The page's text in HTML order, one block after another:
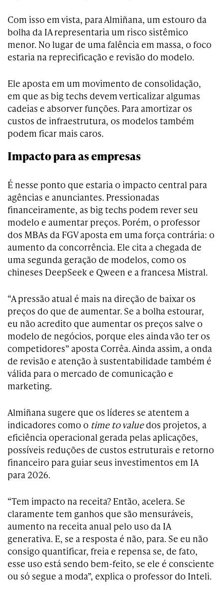
Com isso em vista, para Almiñana, um estouro da
bolha da IA representaria um risco sistêmico
menor. No lugar de uma falência em massa, o foco
estaria na reprecificação e revisão do modelo.
Ele aposta em um movimento de consolidação,
em que as big techs devem verticalizar algumas
cadeias e absorver funções. Para amortizar os
custos de infraestrutura, os modelos também
podem ficar mais caros.
Impacto para as empresas
É nesse ponto que estaria o impacto central para
agências e anunciantes. Pressionadas
financeiramente, as big techs podem rever seu
modelo e aumentar preços. Porém, o professor
dos MBAs da FGV aposta em uma força contrária: o
aumento da concorrência. Ele cita a chegada de
uma segunda geração de modelos, como os
chineses DeepSeek e Qween e a francesa Mistral.
“A pressão atual é mais na direção de baixar os
preços do que de aumentar. Se a bolha estourar,
eu não acredito que aumentar os preços salve o
modelo de negócios, porque eles ainda vão ter os
competidores” aposta Corrêa. Ainda assim, a onda
de revisão e atenção à sustentabilidade também é
válida para o mercado de comunicação e
marketing.
Almiñana sugere que os líderes se atentem a
indicadores como o time to valuedos projetos, a
eficiência operacional gerada pelas aplicações,
possíveis reduções de custos estruturais e retorno
financeiro para guiar seus investimentos em IA
para 2026.
“Tem impacto na receita? Então, acelera. Se
claramente tem ganhos que são mensuráveis,
aumento na receita anual pelo uso da IA
generativa. E, se a resposta é não, para. Se eu não
consigo quantificar, freia e repensa se, de fato,
esse uso está sendo bem-feito, se ele é consciente
ou só segue a moda”, explica o professor do Inteli.